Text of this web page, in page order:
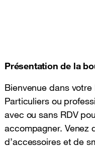
Présentation de la
Bienvenue dans
Particuliers ou
avec ou sans RDV
accompagner. Venez
d’accessoires et de